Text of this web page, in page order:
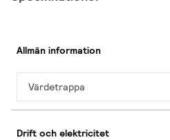
Allmän information
Värdetrappa
Drift och elektricitet